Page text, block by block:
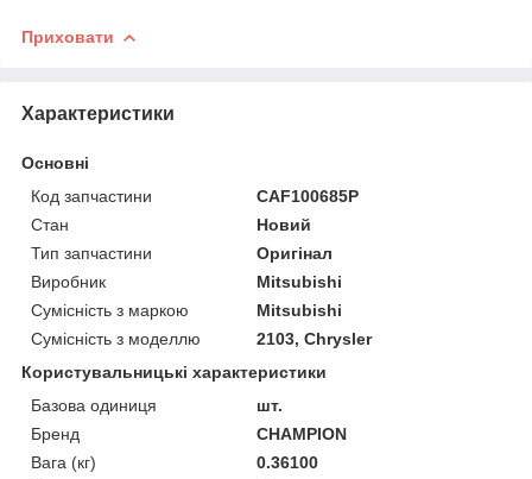
Приховати
Характеристики
Основні
Код запчастини
CAF100685P
Стан
Новий
Тип запчастини
Оригінал
Виробник
Mitsubishi
Сумісність з маркою
Mitsubishi
Сумісність з моделлю
2103, Chrysler
Користувальницькі характеристики
Базова одиниця
шт.
Бренд
CHAMPION
Вага (кг)
0.36100